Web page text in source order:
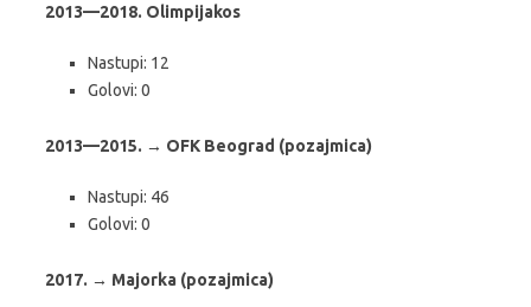
2013—2018. Olimpijakos
Nastupi: 12
Golovi: 0
2013—2015. → OFK Beograd (pozajmica)
Nastupi: 46
Golovi: 0
2017. → Majorka (pozajmica)